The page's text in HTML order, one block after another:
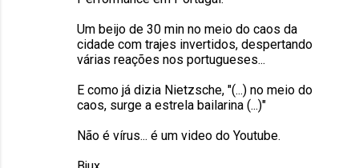
Um beijo de 30 min no meio do caos da
cidade com trajes invertidos, despertando
várias reações nos portugueses...
E como já dizia Nietzsche, "(...) no meio do
caos, surge a estrela bailarina (...)"
Não é vírus... é um video do Youtube.